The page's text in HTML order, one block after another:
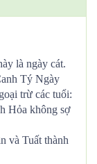
là ngày cát.
Tý Ngày
trừ các tuổi:
Hỏa không sợ
và Tuất thành